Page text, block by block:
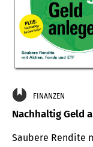
FINANZEN
Nachhaltig Geld
Saubere Rendite